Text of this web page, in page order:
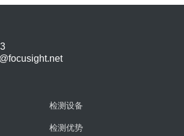
检测设备
检测优势